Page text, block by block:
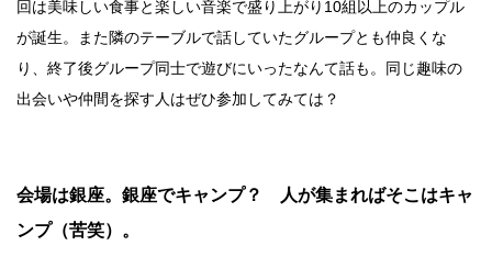
回は美味しい食事と楽しい音楽で盛り上がり10組以上のカップル
が誕生。また隣のテーブルで話していたグループとも仲良くな
り、終了後グループ同士で遊びにいったなんて話も。同じ趣味の
出会いや仲間を探す人はぜひ参加してみては？
会場は銀座。銀座でキャンプ？ 人が集まればそこはキャ
ンプ（苦笑）。